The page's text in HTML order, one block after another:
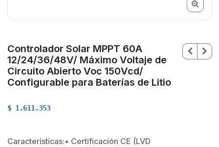
Controlador Solar MPPT 60A
12/24/36/48V/ Máximo Voltaje de
Circuito Abierto Voc 150Vcd/
Configurable para Baterías de Litio
$ 1.611.353
Características:• Certificación CE (LVD